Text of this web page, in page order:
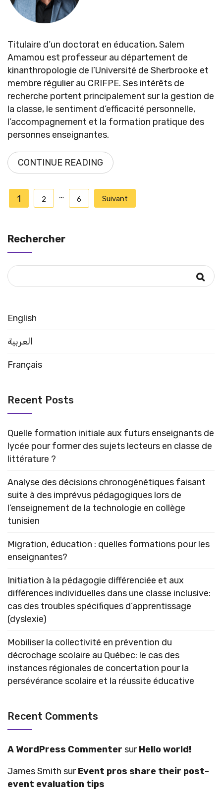
Titulaire d’un doctorat en éducation, Salem
Amamou est professeur au département de
kinanthropologie de l’Université de Sherbrooke et
membre régulier au CRIFPE. Ses intérêts de
recherche portent principalement sur la gestion de
la classe, le sentiment d’efficacité personnelle,
l’accompagnement et la formation pratique des
personnes enseignantes.
CONTINUE READING
Pagination
publications
1 2 … 6 Suivant
Rechercher
English
العربية
Français
Recent Posts
Quelle formation initiale aux futurs enseignants de
lycée pour former des sujets lecteurs en classe de
littérature ?
Analyse des décisions chronogénétiques faisant
suite à des imprévus pédagogiques lors de
l’enseignement de la technologie en collège
tunisien
Migration, éducation : quelles formations pour les
enseignantes?
Initiation à la pédagogie différenciée et aux
différences individuelles dans une classe inclusive:
cas des troubles spécifiques d’apprentissage
(dyslexie)
Mobiliser la collectivité en prévention du
décrochage scolaire au Québec: le cas des
instances régionales de concertation pour la
persévérance scolaire et la réussite éducative
Recent Comments
A WordPress Commenter surHello world!
James Smith surEvent pros share their post-
event evaluation tips